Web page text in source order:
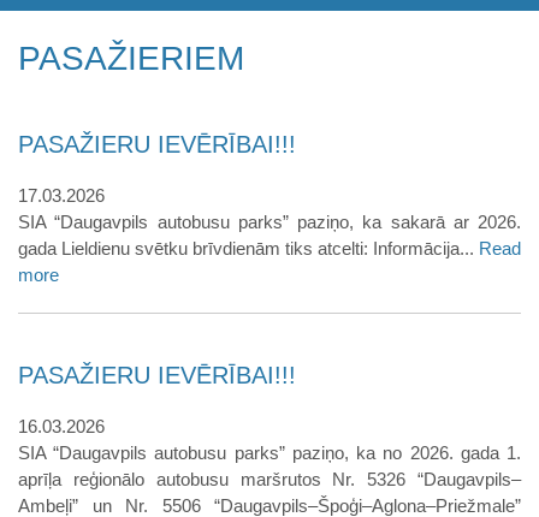
PASAŽIERIEM
PASAŽIERU IEVĒRĪBAI!!!
17.03.2026
SIA “Daugavpils autobusu parks” paziņo, ka sakarā ar 2026.
gada Lieldienu svētku brīvdienām tiks atcelti: Informācija... Read
more
PASAŽIERU IEVĒRĪBAI!!!
16.03.2026
SIA “Daugavpils autobusu parks” paziņo, ka no 2026. gada 1.
aprīļa reģionālo autobusu maršrutos Nr. 5326 “Daugavpils–
Ambeļi” un Nr. 5506 “Daugavpils–Špoģi–Aglona–Priežmale”